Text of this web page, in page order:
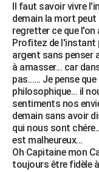
Il faut savoir vivre
demain la mort
regretter ce que
Profitez de l'instant
argent sans penser
à amasser... car
pas...... Je pense
philosophique... il
sentiments nos
demain sans avoir
qui nous sont
est malheureux...
Oh Capitaine mon
toujours être fidèle